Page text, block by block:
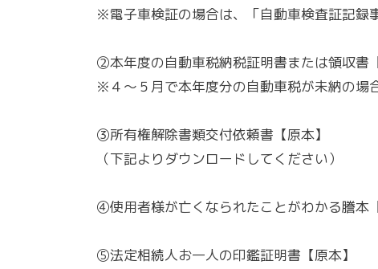
※電子車検証の場合は、「自動車検査証記録
②本年度の自動車税納税証明書または領収書
※４～５月で本年度分の自動車税が未納の場
③所有権解除書類交付依頼書【原本】
（下記よりダウンロードしてください）
④使用者様が亡くなられたことがわかる謄本
⑤法定相続人お一人の印鑑証明書【原本】